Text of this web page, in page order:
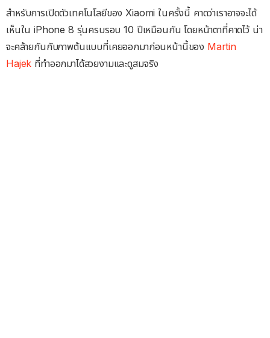
สำหรับการเปิดตัวเทคโนโลยีของ Xiaomi ในครั้งนี้ คาดว่าเราอาจจะได้
เห็นใน iPhone 8 รุ่นครบรอบ 10 ปีเหมือนกัน โดยหน้าตาที่คาดไว้ น่า
จะคล้ายกันกับภาพต้นแบบที่เคยออกมาก่อนหน้านี้ของ Martin
Hajek ที่ทำออกมาได้สวยงามและดูสมจริง